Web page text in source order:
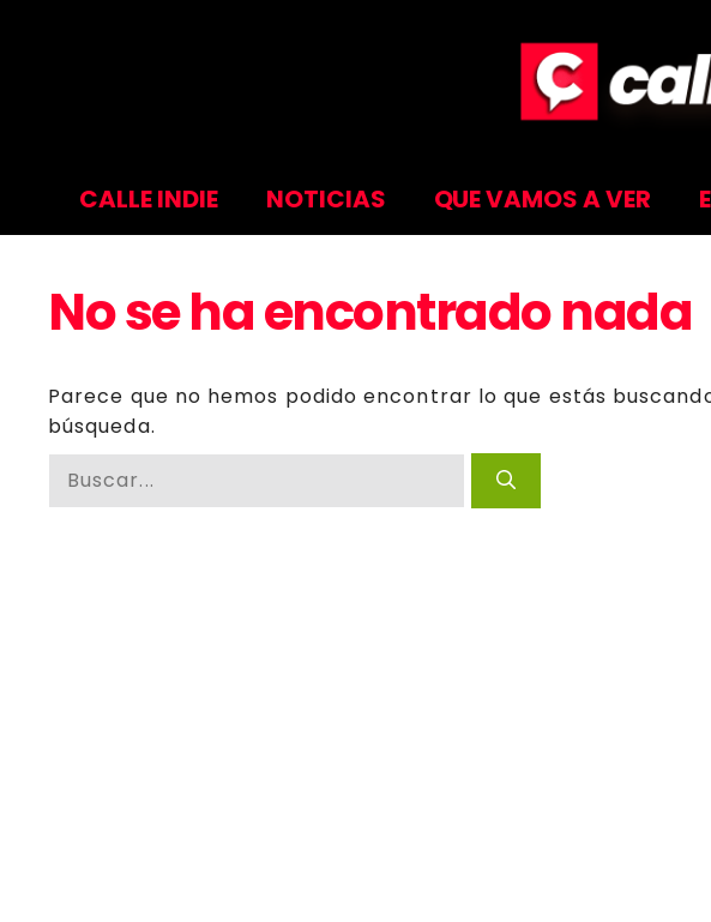
CALLE INDIE NOTICIAS QUE VAMOS A VER
No se ha encontrado nada
Parece que no hemos podido encontrar lo que estás
búsqueda.
Buscar: